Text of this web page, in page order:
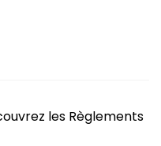
les Règlements